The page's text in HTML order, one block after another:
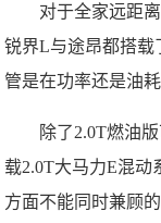
对于全家远距
锐界L与途昂都搭载
管是在功率还是油
除了2.0T燃油
载2.0T大马力E混动
方面不能同时兼顾